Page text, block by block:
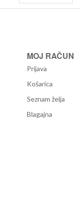
MOJ RAČUN
Prijava
Košarica
Seznam želja
Blagajna